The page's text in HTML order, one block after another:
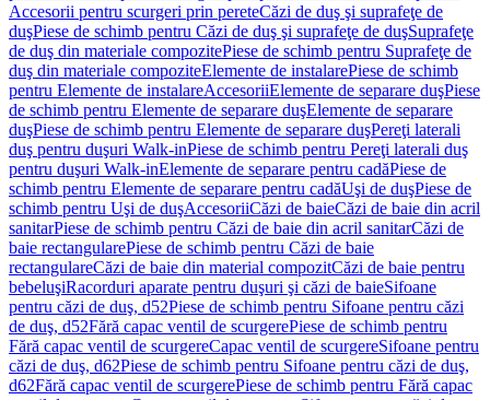
Accesorii pentru scurgeri prin pereteCăzi de duş şi suprafeţe de
duşPiese de schimb pentru Căzi de duş şi suprafeţe de duşSuprafeţe
de duş din materiale compozitePiese de schimb pentru Suprafeţe de
duş din materiale compoziteElemente de instalarePiese de schimb
pentru Elemente de instalareAccesoriiElemente de separare duşPiese
de schimb pentru Elemente de separare duşElemente de separare
duşPiese de schimb pentru Elemente de separare duşPereţi laterali
duş pentru duşuri Walk-inPiese de schimb pentru Pereţi laterali duş
pentru duşuri Walk-inElemente de separare pentru cadăPiese de
schimb pentru Elemente de separare pentru cadăUşi de duşPiese de
schimb pentru Uşi de duşAccesoriiCăzi de baieCăzi de baie din acril
sanitarPiese de schimb pentru Căzi de baie din acril sanitarCăzi de
baie rectangularePiese de schimb pentru Căzi de baie
rectangulareCăzi de baie din material compozitCăzi de baie pentru
bebeluşiRacorduri aparate pentru duşuri şi căzi de baieSifoane
pentru căzi de duş, d52Piese de schimb pentru Sifoane pentru căzi
de duş, d52Fără capac ventil de scurgerePiese de schimb pentru
Fără capac ventil de scurgereCapac ventil de scurgereSifoane pentru
căzi de duş, d62Piese de schimb pentru Sifoane pentru căzi de duş,
d62Fără capac ventil de scurgerePiese de schimb pentru Fără capac